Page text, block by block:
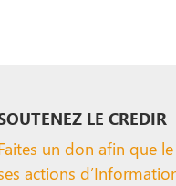
LE CREDIR
un don afin que
actions